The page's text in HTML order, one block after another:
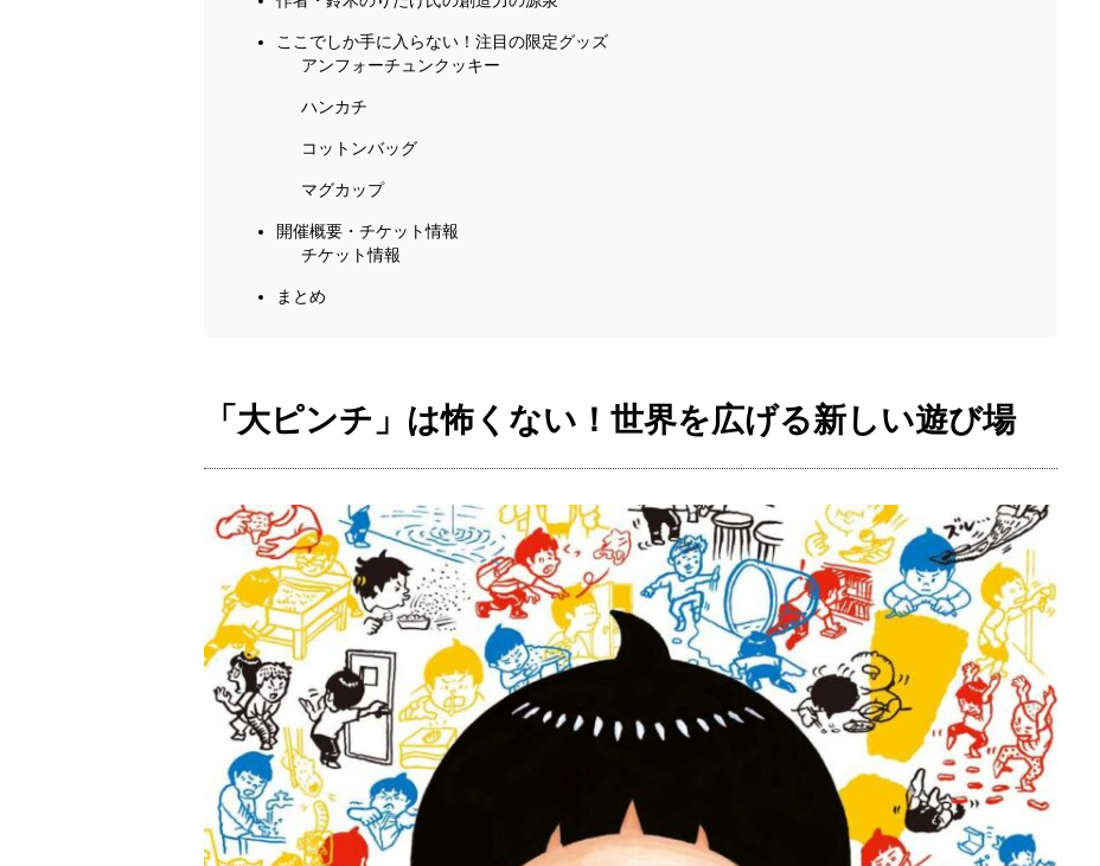
ここでしか手に入らない！注目の限定グッズ
アンフォーチュンクッキー
ハンカチ
コットンバッグ
マグカップ
開催概要・チケット情報
チケット情報
まとめ
「大ピンチ」は怖くない！世界を広げる新しい遊び場